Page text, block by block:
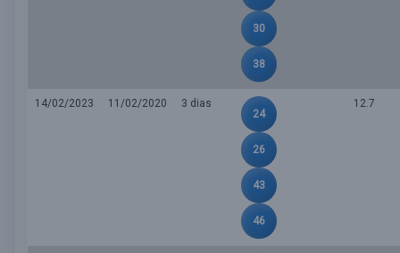
30
38
14/02/2023 11/02/2020
3 dias
24
26
43
46
12.7